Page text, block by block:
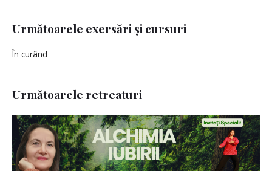
Următoarele exersări și cursuri
În curând
Următoarele retreaturi